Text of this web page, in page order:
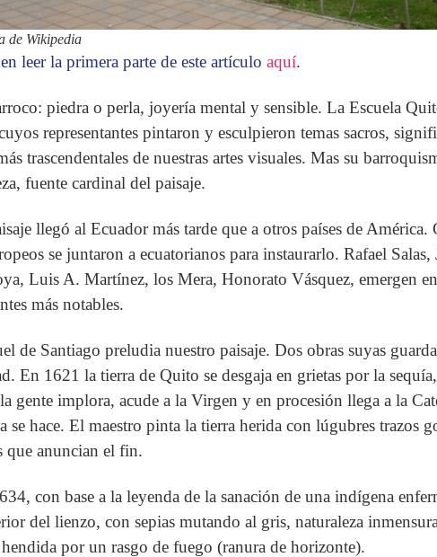
de Wikipedia
leer la primera parte de este artículoaquí.
piedra o perla, joyería mental y sensible. La Escuela
representantes pintaron y esculpieron temas sacros,
trascendentales de nuestras artes visuales. Mas su
fuente cardinal del paisaje.
llegó al Ecuador más tarde que a otros países de
se juntaron a ecuatorianos para instaurarlo. Rafael
Luis A. Martínez, los Mera, Honorato Vásquez, emergen
más notables.
de Santiago preludia nuestro paisaje. Dos obras suyas
En 1621 la tierra de Quito se desgaja en grietas por la
gente implora, acude a la Virgen y en procesión llega a la
se hace. El maestro pinta la tierra herida con lúgubres trazos
que anuncian el fin.
con base a la leyenda de la sanación de una indígena
del lienzo, con sepias mutando al gris, naturaleza
por un rasgo de fuego (ranura de horizonte).